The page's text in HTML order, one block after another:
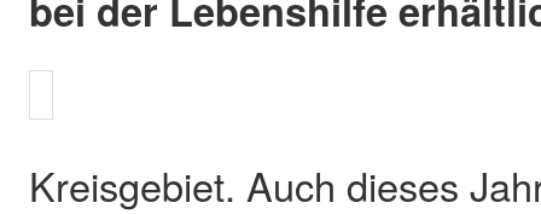
Kreisgebiet. Auch dieses